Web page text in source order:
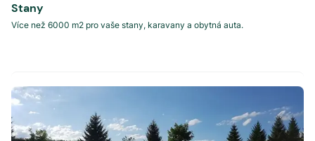
Stany
Více než 6000 m2 pro vaše stany, karavany a obytná auta.